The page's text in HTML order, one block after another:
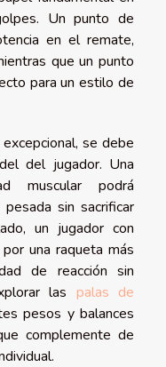
Un punto de
en el remate,
que un punto
para un estilo de
se debe
del jugador. Una
muscular podrá
sin sacrificar
un jugador con
una raqueta más
de reacción sin
las palas de
pesos y balances
complemente de